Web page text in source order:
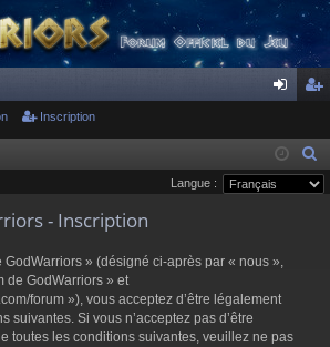
ne cri
pti
Inscription
e
Langue :
- Inscription
GodWarriors » (désigné ci-après par « nous »,
de GodWarriors » et
forum »), vous acceptez d’être légalement
suivantes. Si vous n’acceptez pas d’être
toutes les conditions suivantes, veuillez ne pas